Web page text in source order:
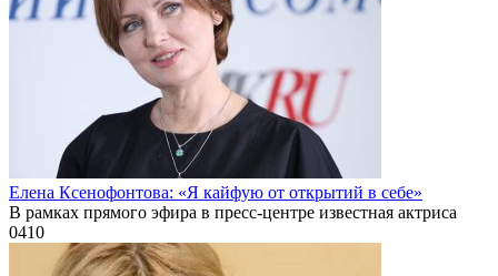
Елена Ксенофонтова: «Я кайфую от открытий в себе»
В рамках прямого эфира в пресс-центре известная актриса
0410